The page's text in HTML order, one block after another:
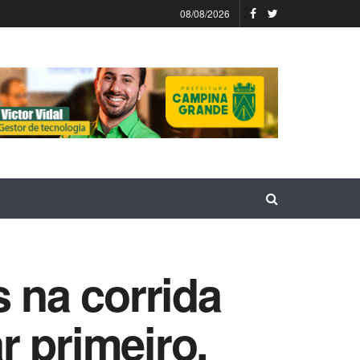
08/08/2026
na corrida
primeiro,